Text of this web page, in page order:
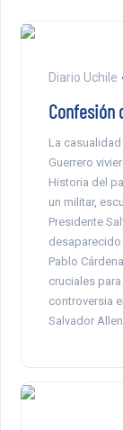
Diario Uchile
Confesión
La
Guerrero
Historia del
un militar,
Presidente
desaparecido
Pablo
cruciales
controversia
Salvador